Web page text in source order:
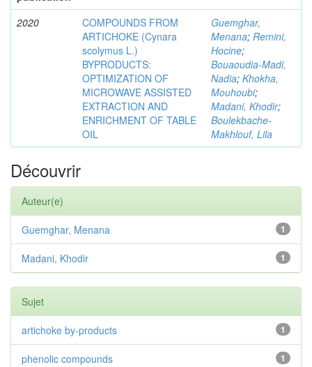
2020
COMPOUNDS FROM
ARTICHOKE (Cynara
scolymus L.)
BYPRODUCTS:
OPTIMIZATION OF
MICROWAVE ASSISTED
EXTRACTION AND
ENRICHMENT OF TABLE
OIL
Guemghar,
Menana; Remini,
Hocine;
Bouaoudia-Madi,
Nadia; Khokha,
Mouhoubi;
Madani, Khodir;
Boulekbache-
Makhlouf, Lila
Découvrir
Auteur(e)
1
Guemghar, Menana
1
Madani, Khodir
Sujet
1
artichoke by-products
1
phenolic compounds